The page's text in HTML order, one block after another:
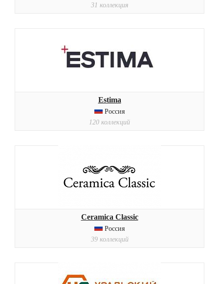
31 коллекция
Estima
Россия
120 коллекций
Ceramica Classic
Россия
39 коллекций